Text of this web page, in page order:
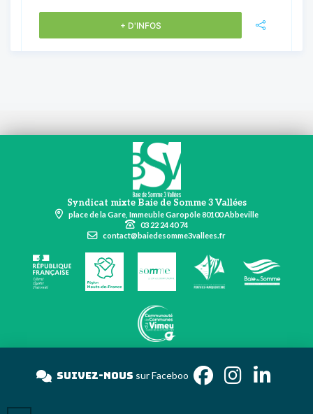
+ D'INFOS
Syndicat mixte Baie de Somme 3 Vallées
place de la Gare, Immeuble Garopôle 80100 Abbeville
03 22 24 40 74
contact@baiedesomme3vallees.fr
Suivez-noussur Faceb